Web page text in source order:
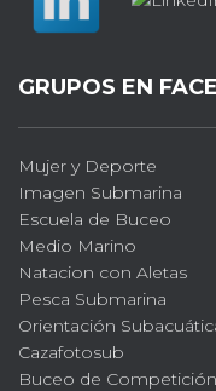
GRUPOS EN
Mujer y Deporte
Imagen Submarina
Escuela de Buceo
Medio Marino
Natacion con Aletas
Pesca Submarina
Orientación
Cazafotosub
Buceo de Competición